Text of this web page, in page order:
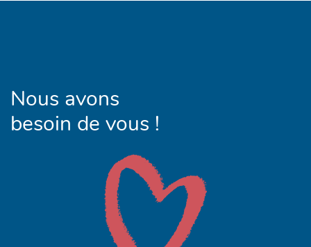
Nous avons
besoin de vous !